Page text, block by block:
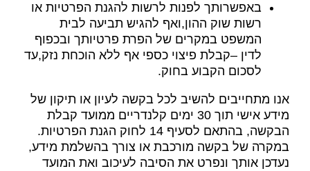
באפשרותך לפנות לרשות להגנת הפרטיות או
רשות שוק ההון,ואף להגיש תביעה לבית
המשפט במקרים של הפרת פרטיותך ובכפוף
לדין –קבלת פיצוי כספי אף ללא הוכחת נזק,עד
לסכום הקבוע בחוק.
אנו מתחייבים להשיב לכל בקשה לעיון או תיקון של
מידע אישי תוך 30 ימים קלנדריים ממועד קבלת
הבקשה, בהתאם לסעיף 14 לחוק הגנת הפרטיות.
במקרה של בקשה מורכבת או צורך בהשלמת מידע,
נעדכן אותך ונפרט את הסיבה לעיכוב ואת המועד